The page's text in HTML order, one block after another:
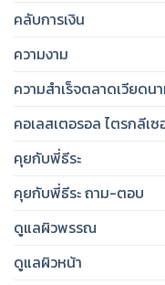
คลับการเงิน
ความงาม
ความสำเร็จตลาดเวียดน
คอเลสเตอรอล ไตรกลีเ
คุยกับพี่ธีระ
คุยกับพี่ธีระ ถาม-ตอบ
ดูแลผิวพรรณ
ดูแลผิวหน้า